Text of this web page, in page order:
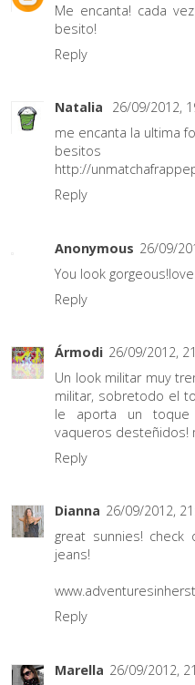
Me encanta! cada
besito!
Reply
Natalia
26/09/2012,
me encanta la ultima
besitos
http://
Reply
Anonymous 26/09/
You look
Reply
Ármodi 26/09/2012,
Un look militar muy
militar, sobretodo el
le aporta un toque
vaqueros desteñidos!
Reply
Dianna 26/09/2012,
great sunnies! check
jeans!
Reply
Marella 26/09/2012,